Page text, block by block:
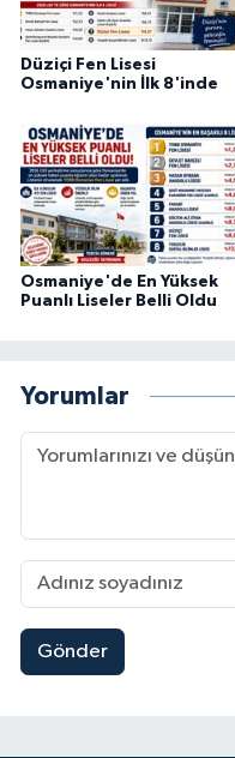
Düziçi Fen Lisesi
Osmaniye'nin İlk 8'inde
Osmaniye'de En Yüksek
Puanlı Liseler Belli Oldu
Yorumlar
Gönder